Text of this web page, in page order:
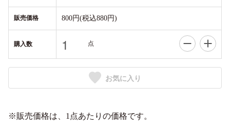
販売価格 800円(税込880円)
購入数 点
お気に入り
※販売価格は、1点あたりの価格です。